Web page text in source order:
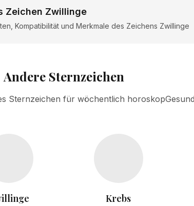
Zeichen Zwillinge
Kompatibilität und Merkmale des Zeichens Zwillinge
Andere Sternzeichen
Sternzeichen für wöchentlich
Krebs